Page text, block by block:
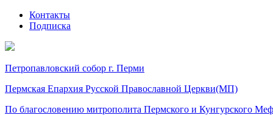
Контакты
Подписка
Петропавловский собор г. Перми
Пермская Епархия Русской Православной Церкви(МП)
По благословению митрополита Пермского и Кунгурского